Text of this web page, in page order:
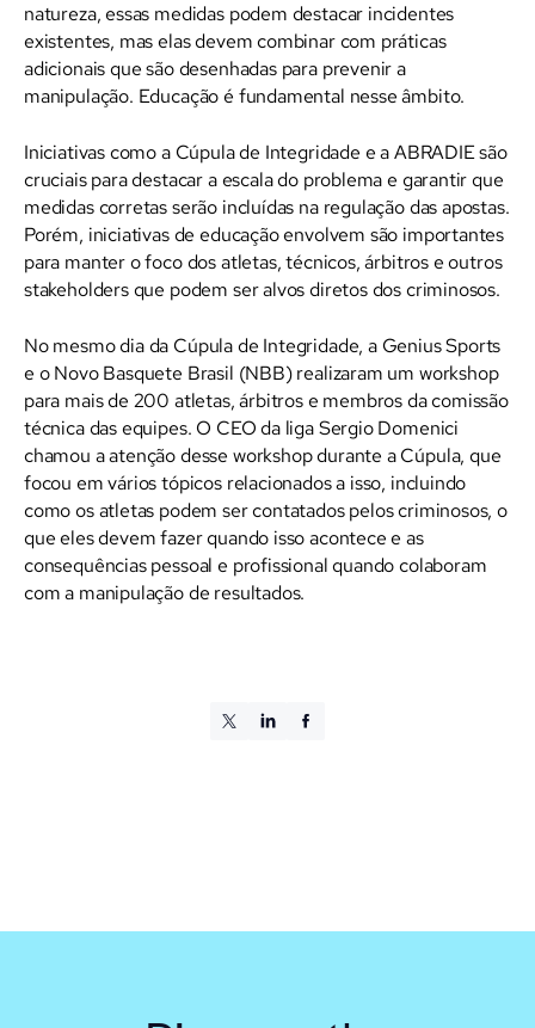
natureza, essas medidas podem destacar incidentes
existentes, mas elas devem combinar com práticas
adicionais que são desenhadas para prevenir a
manipulação. Educação é fundamental nesse âmbito.
Iniciativas como a Cúpula de Integridade e a ABRADIE são
cruciais para destacar a escala do problema e garantir que
medidas corretas serão incluídas na regulação das apostas.
Porém, iniciativas de educação envolvem são importantes
para manter o foco dos atletas, técnicos, árbitros e outros
stakeholders que podem ser alvos diretos dos criminosos.
No mesmo dia da Cúpula de Integridade, a Genius Sports
e o Novo Basquete Brasil (NBB) realizaram um workshop
para mais de 200 atletas, árbitros e membros da comissão
técnica das equipes. O CEO da liga Sergio Domenici
chamou a atenção desse workshop durante a Cúpula, que
focou em vários tópicos relacionados a isso, incluindo
como os atletas podem ser contatados pelos criminosos, o
que eles devem fazer quando isso acontece e as
consequências pessoal e profissional quando colaboram
com a manipulação de resultados.